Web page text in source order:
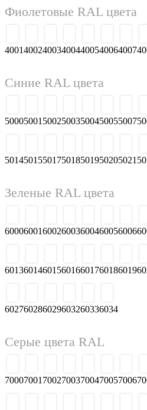
Фиолетовые RAL цвета
4001400240034004400540064007
Синие RAL цвета
50005001 50025003500450055007
5014501550175018501950205021
Зеленые RAL цвета
6000600160026003600460056006
6013601460156016601760186019
602760286029603260336034
Серые цвета RAL
70007001 70027003700470057006